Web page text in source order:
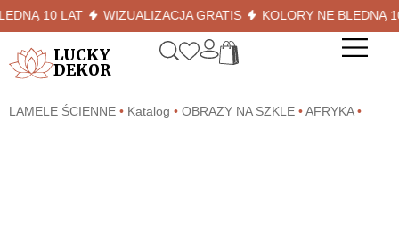
10 LAT WIZUALIZACJA GRATIS KOLORY NE BLEDNĄ 10
LUCKY
DEKOR
LAMELE ŚCIENNE • Katalog • OBRAZY NA SZKLE • AFRYKA•